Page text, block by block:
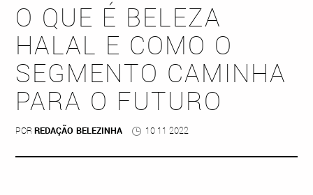
O QUE É BELEZA
HALAL E COMO O
SEGMENTO CAMINHA
PARA O FUTURO
PORREDAÇÃO BELEZINHA 10 11 2022